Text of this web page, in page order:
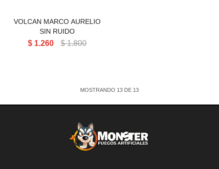
VOLCAN MARCO AURELIO
SIN RUIDO
$ 1.260 $ 1.800
MOSTRANDO 13 DE 13